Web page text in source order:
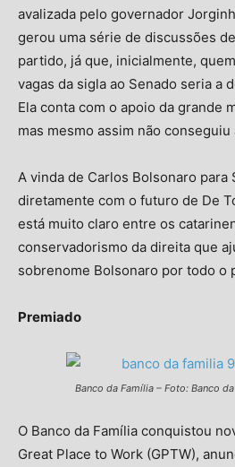
avalizada pelo governador
gerou uma série de discussões
partido, já que, inicialmente,
vagas da sigla ao Senado seria a
Ela conta com o apoio da grande
mas mesmo assim não
A vinda de Carlos Bolsonaro para
diretamente com o futuro de De
está muito claro entre os
conservadorismo da direita que
sobrenome Bolsonaro por todo o
Premiado
Banco da Família – Foto: Banco
O Banco da Família conquistou
Great Place to Work (GPTW),